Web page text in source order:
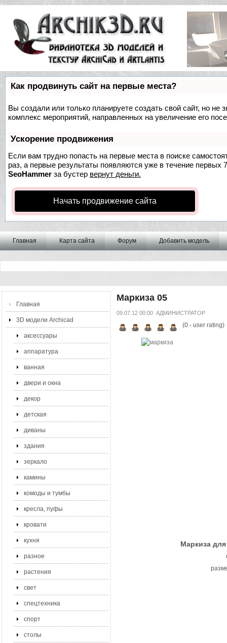
Как продвинуть сайт на первые места?
Вы создали или только планируете создать свой сайт, но не
комплекс мероприятий, направленных на увеличение его
Ускорение продвижения
Если вам трудно попасть на первые места в поиске
раз, а первые результаты появляются уже в течение первых
SeoHammer за бустер вернут деньги.
Начать продвижение сайта
Главная Карта сайта Форум Добавить модель
Главная
3D модели Archicad
аксессуары
аппаратура
ванная
двери и окна
декор
детская
диваны
здания
зеркало
камины
комоды и тумбы
кресла, пуфы
кровати
кухня
разное
растения
свет
спецтехника
спорт
столы
Маркиза 05
09.07.12 00:00 АДМИНИСТРАТОР
(0- user rating)
Маркиза